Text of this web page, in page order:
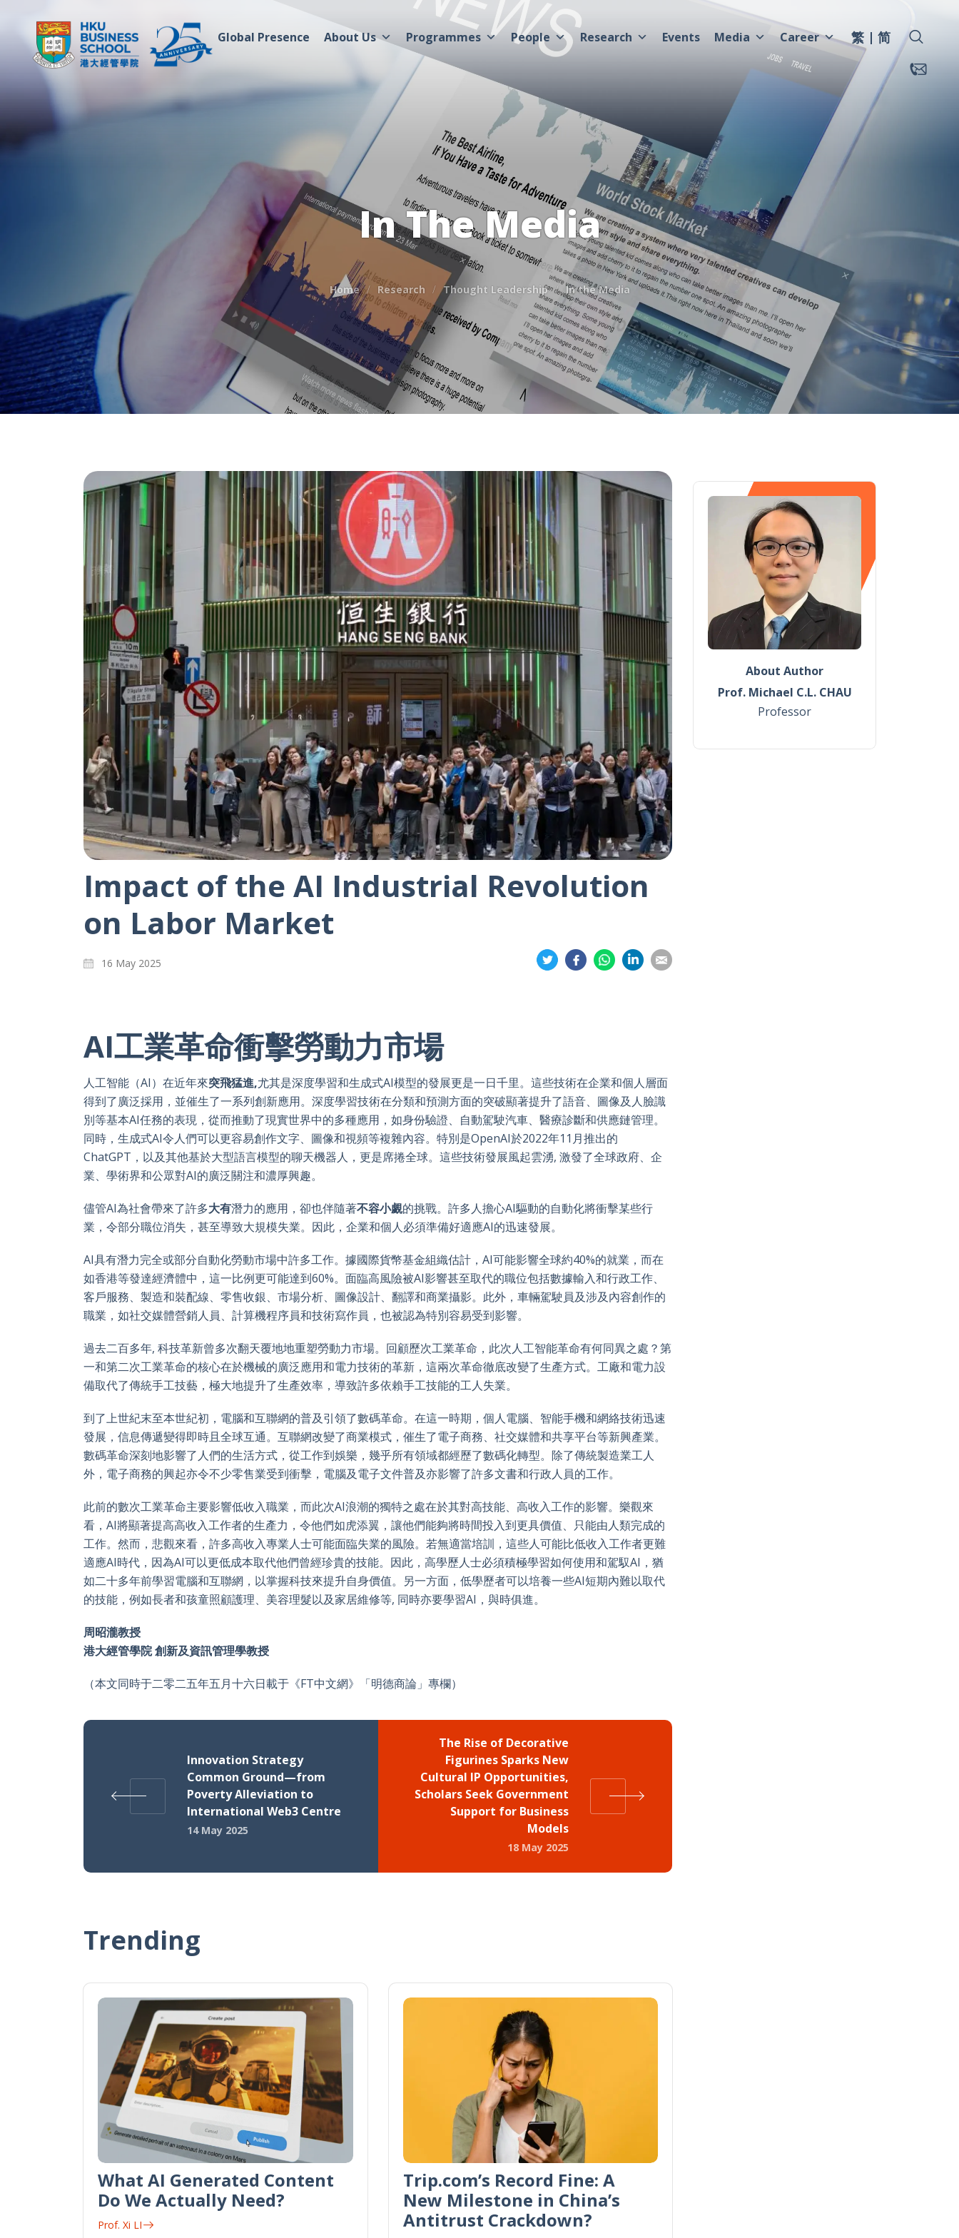
Global Presence About Us Programmes People Research Events Media Career 繁 简
In The Media
Home Research Thought Leadership In the Media
Impact of the AI Industrial Revolution
on Labor Market
16 May 2025
Share
on
Share
on
Share
on
on
on
AI工業革命衝擊勞動力市場
人工智能（AI）在近年來突飛猛進,尤其是深度學習和生成式AI模型的發展更是一日千里。這些技術在企業和個人層面
得到了廣泛採用，並催生了一系列創新應用。深度學習技術在分類和預測方面的突破顯著提升了語音、圖像及人臉識
別等基本AI任務的表現，從而推動了現實世界中的多種應用，如身份驗證、自動駕駛汽車、醫療診斷和供應鏈管理。
同時，生成式AI令人們可以更容易創作文字、圖像和視頻等複雜內容。特別是OpenAI於2022年11月推出的
ChatGPT，以及其他基於大型語言模型的聊天機器人，更是席捲全球。這些技術發展風起雲湧, 激發了全球政府、企
業、學術界和公眾對AI的廣泛關注和濃厚興趣。
儘管AI為社會帶來了許多大有潛力的應用，卻也伴隨著不容小覷的挑戰。許多人擔心AI驅動的自動化將衝擊某些行
業，令部分職位消失，甚至導致大規模失業。因此，企業和個人必須準備好適應AI的迅速發展。
AI具有潛力完全或部分自動化勞動市場中許多工作。據國際貨幣基金組織估計，AI可能影響全球約40%的就業，而在
如香港等發達經濟體中，這一比例更可能達到60%。面臨高風險被AI影響甚至取代的職位包括數據輸入和行政工作、
客戶服務、製造和裝配線、零售收銀、市場分析、圖像設計、翻譯和商業攝影。此外，車輛駕駛員及涉及內容創作的
職業，如社交媒體營銷人員、計算機程序員和技術寫作員，也被認為特別容易受到影響。
過去二百多年, 科技革新曾多次翻天覆地地重塑勞動力市場。回顧歷次工業革命，此次人工智能革命有何同異之處？第
一和第二次工業革命的核心在於機械的廣泛應用和電力技術的革新，這兩次革命徹底改變了生產方式。工廠和電力設
備取代了傳統手工技藝，極大地提升了生產效率，導致許多依賴手工技能的工人失業。
到了上世紀末至本世紀初，電腦和互聯網的普及引領了數碼革命。在這一時期，個人電腦、智能手機和網絡技術迅速
發展，信息傳遞變得即時且全球互通。互聯網改變了商業模式，催生了電子商務、社交媒體和共享平台等新興產業。
數碼革命深刻地影響了人們的生活方式，從工作到娛樂，幾乎所有領域都經歷了數碼化轉型。除了傳統製造業工人
外，電子商務的興起亦令不少零售業受到衝擊，電腦及電子文件普及亦影響了許多文書和行政人員的工作。
此前的數次工業革命主要影響低收入職業，而此次AI浪潮的獨特之處在於其對高技能、高收入工作的影響。樂觀來
看，AI將顯著提高高收入工作者的生產力，令他們如虎添翼，讓他們能夠將時間投入到更具價值、只能由人類完成的
工作。然而，悲觀來看，許多高收入專業人士可能面臨失業的風險。若無適當培訓，這些人可能比低收入工作者更難
適應AI時代，因為AI可以更低成本取代他們曾經珍貴的技能。因此，高學歷人士必須積極學習如何使用和駕馭AI，猶
如二十多年前學習電腦和互聯網，以掌握科技來提升自身價值。另一方面，低學歷者可以培養一些AI短期內難以取代
的技能，例如長者和孩童照顧護理、美容理髮以及家居維修等, 同時亦要學習AI，與時俱進。
周昭瀧教授
港大經管學院 創新及資訊管理學教授
（本文同時于二零二五年五月十六日載于《FT中文網》「明德商論」專欄）
Innovation Strategy
Common Ground—from
Poverty Alleviation to
International Web3 Centre
14 May 2025
The Rise of Decorative
Figurines Sparks New
Cultural IP Opportunities,
Scholars Seek Government
Support for Business
Models
18 May 2025
Trending
What AI Generated Content
Do We Actually Need?
Prof. Xi LI
Trip.com’s Record Fine: A
New Milestone in China’s
Antitrust Crackdown?
About Author
Prof. Michael C.L. CHAU
Professor